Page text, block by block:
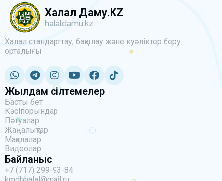
Халал Даму.KZ
halaldamu.kz
Халал стандарттау, бақылау және куәліктер беру
орталығы
Жылдам сілтемелер
Басты бет
Кәсіпорындар
Пәтуалар
Жаңалықтар
Мақалалар
Видеолар
Байланыс
+7 (717) 299-93-84
kmdbhalal@mail.ru